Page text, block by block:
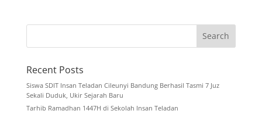
Recent Posts
Siswa SDIT Insan Teladan Cileunyi Bandung Berhasil Tasmi 7 Juz
Sekali Duduk, Ukir Sejarah Baru
Tarhib Ramadhan 1447H di Sekolah Insan Teladan